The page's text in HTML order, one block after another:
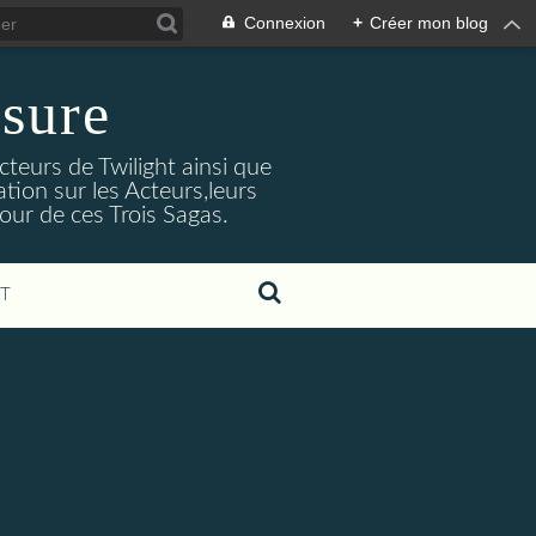
Connexion + Créer mon blog
de Twilight ainsi que
sur les Acteurs,leurs
de ces Trois Sagas.